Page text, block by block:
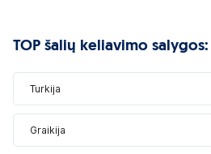
TOP šalių keliavimo salygos:
Turkija
Graikija